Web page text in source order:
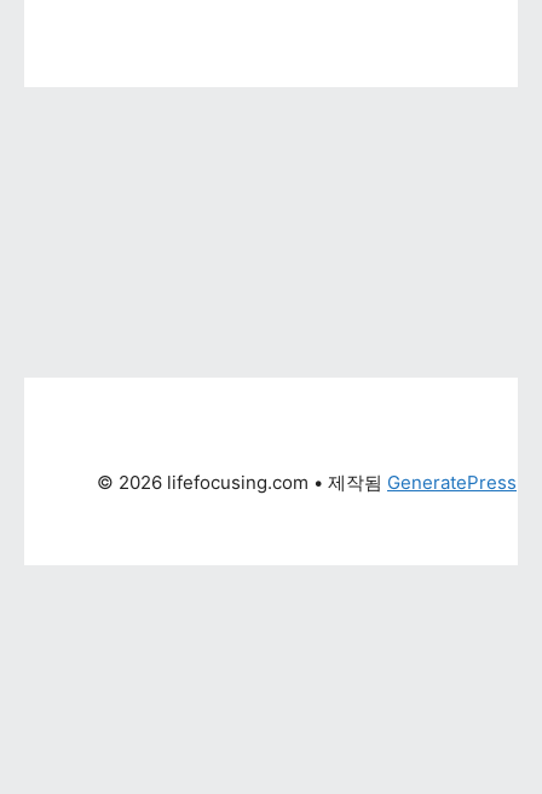
© 2026 lifefocusing.com • 제작됨 GeneratePress